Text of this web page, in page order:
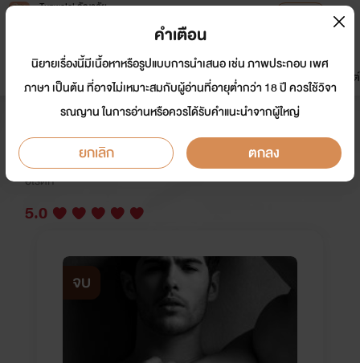
Tunwalai ธัญวลัย
หน้าแรก นิยาย อีบุ๊ก การ์ตูน
มาใหม่
ดรีมแชท ธัญลิสต์
คนโหดอยากมีเมีย มี E-book แล้วค่ะ
นักเขียน: วิหคเหินลม
อีโรติก
5.0
จบ
คำเตือน
นิยายเรื่องนี้มีเนื้อหาหรือรูปแบบการนำเสนอ เช่น ภาพประกอบ เพศ
ภาษา เป็นต้น ที่อาจไม่เหมาะสมกับผู้อ่านที่อายุต่ำกว่า 18 ปี ควรใช้วิจา
รณญาน ในการอ่านหรือควรได้รับคำแนะนำจากผู้ใหญ่
ยกเลิก ตกลง